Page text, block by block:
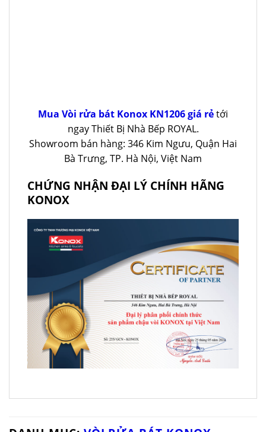
Mua Vòi rửa bát Konox KN1206 giá rẻtới
ngay Thiết Bị Nhà Bếp ROYAL.
Showroom bán hàng: 346 Kim Ngưu, Quận Hai
Bà Trưng, TP. Hà Nội, Việt Nam
CHỨNG NHẬN ĐẠI LÝ CHÍNH HÃNG
KONOX